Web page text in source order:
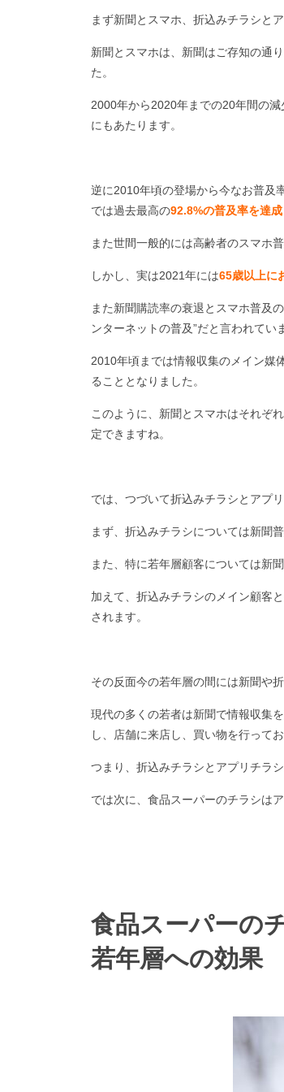
まず新聞とスマホ、折込みチラシと
新聞とスマホは、新聞はご存知の通り
た。
2000年から2020年までの20年間の減
にもあたります。
逆に2010年頃の登場から今なお普及
では過去最高の92.8%の普及率を達成
また世間一般的には高齢者のスマホ
しかし、実は2021年には65歳以上に
また新聞購読率の衰退とスマホ普及
ンターネットの普及”だと言われてい
2010年頃までは情報収集のメイン媒
ることとなりました。
このように、新聞とスマホはそれぞ
定できますね。
では、つづいて折込みチラシとアプ
まず、折込みチラシについては新聞
また、特に若年層顧客については新
加えて、折込みチラシのメイン顧客
されます。
その反面今の若年層の間には新聞や
現代の多くの若者は新聞で情報収集
し、店舗に来店し、買い物を行ってお
つまり、折込みチラシとアプリチラ
では次に、食品スーパーのチラシは
食品スーパーの
若年層への効果